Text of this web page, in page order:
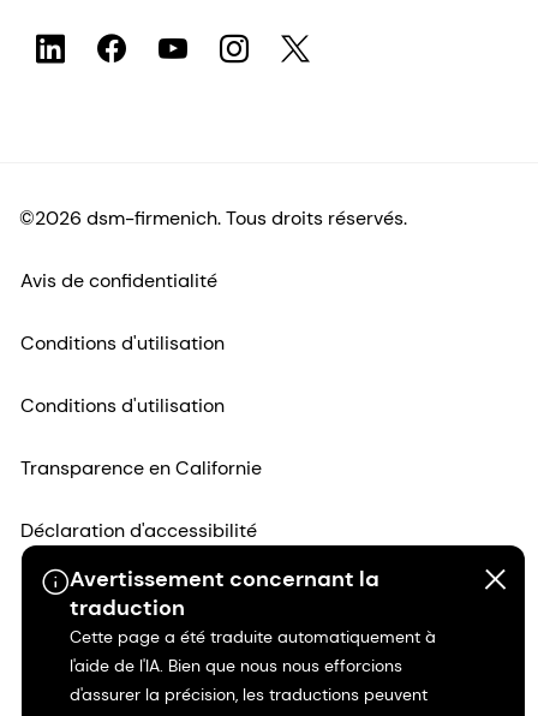
Avertissement concernant la
traduction
Cette page a été traduite automatiquement à
l'aide de l'IA. Bien que nous nous efforcions
d'assurer la précision, les traductions peuvent
©2026 dsm-firmenich. Tous droits réservés.
Avis de confidentialité
Conditions d'utilisation
Conditions d'utilisation
Transparence en Californie
Déclaration d'accessibilité
Informations juridiques
Plan du site